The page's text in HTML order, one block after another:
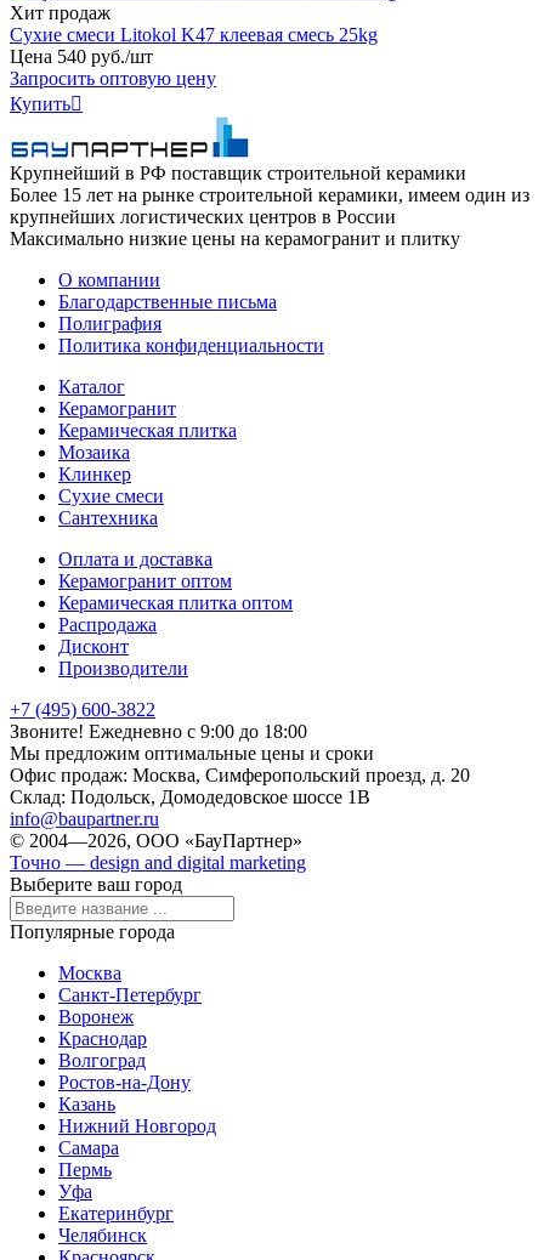
Хит продаж
Сухие смеси Litokol K47 клеевая смесь 25kg
Цена 540 руб./шт
Запросить оптовую цену
Купить
Крупнейший в РФ поставщик строительной керамики
Более 15 лет на рынке строительной керамики, имеем один из
крупнейших логистических центров в России
Максимально низкие цены на керамогранит и плитку
О компании
Благодарственные письма
Полиграфия
Политика конфиденциальности
Каталог
Керамогранит
Керамическая плитка
Мозаика
Клинкер
Сухие смеси
Сантехника
Оплата и доставка
Керамогранит оптом
Керамическая плитка оптом
Распродажа
Дисконт
Производители
+7 (495) 600-3822
Звоните! Ежедневно с 9:00 до 18:00
Мы предложим оптимальные цены и сроки
Офис продаж: Москва, Симферопольский проезд, д. 20
Склад: Подольск, Домодедовское шоссе 1В
info@baupartner.ru
© 2004—2026, ООО «БауПартнер»
Точно — design and digital marketing
Выберите ваш город
Популярные города
Москва
Санкт-Петербург
Воронеж
Краснодар
Волгоград
Ростов-на-Дону
Казань
Нижний Новгород
Самара
Пермь
Уфа
Екатеринбург
Челябинск